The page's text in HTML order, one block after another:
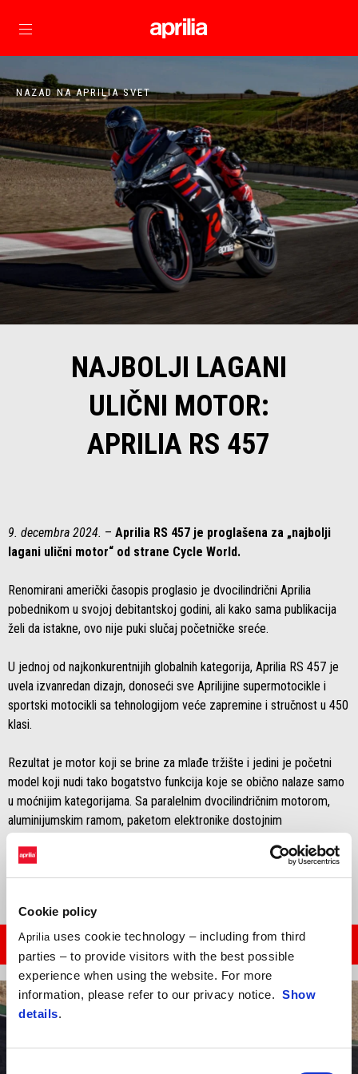
Cookie policy
Aprilia uses cookie technology – including from third
parties – to provide visitors with the best possible
experience when using the website. For more
information, please refer to our privacy notice. Show
details.
Idite na glavni sadržaj
NAZAD NA APRILIA SVET
NAJBOLJI LAGANI
ULIČNI MOTOR:
APRILIA RS 457
9. decembra 2024. – Aprilia RS 457 je proglašena za „najbolji
lagani ulični motor“ od strane Cycle World.
Renomirani američki časopis proglasio je dvocilindrični Aprilia
pobednikom u svojoj debitantskoj godini, ali kako sama publikacija
želi da istakne, ovo nije puki slučaj početničke sreće.
U jednoj od najkonkurentnijih globalnih kategorija, Aprilia RS 457 je
uvela izvanredan dizajn, donoseći sve Aprilijine supermotocikle i
sportski motocikli sa tehnologijom veće zapremine i stručnost u 450
klasi.
Rezultat je motor koji se brine za mlađe tržište i jedini je početni
model koji nudi tako bogatstvo funkcija koje se obično nalaze samo
u moćnijim kategorijama. Sa paralelnim dvocilindričnim motorom,
aluminijumskim ramom, paketom elektronike dostojnim
supermotorima i rekordnim odnosom snage i težine, Aprilia RS 457
je uspela da nadmaši konkurenciju u svojoj debitantskoj godini.
PROČITAJTE ČLANAK